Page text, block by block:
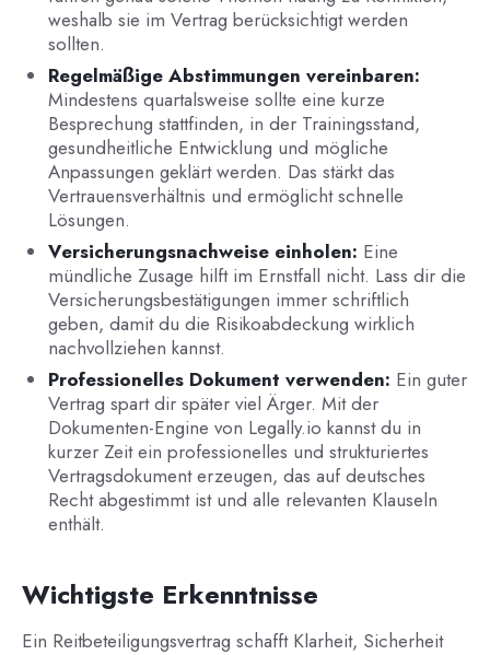
weshalb sie im Vertrag berücksichtigt werden
sollten.
Regelmäßige Abstimmungen vereinbaren:
Mindestens quartalsweise sollte eine kurze
Besprechung stattfinden, in der Trainingsstand,
gesundheitliche Entwicklung und mögliche
Anpassungen geklärt werden. Das stärkt das
Vertrauensverhältnis und ermöglicht schnelle
Lösungen.
Versicherungsnachweise einholen: Eine
mündliche Zusage hilft im Ernstfall nicht. Lass dir die
Versicherungsbestätigungen immer schriftlich
geben, damit du die Risikoabdeckung wirklich
nachvollziehen kannst.
Professionelles Dokument verwenden: Ein guter
Vertrag spart dir später viel Ärger. Mit der
Dokumenten-Engine von Legally.io kannst du in
kurzer Zeit ein professionelles und strukturiertes
Vertragsdokument erzeugen, das auf deutsches
Recht abgestimmt ist und alle relevanten Klauseln
enthält.
Wichtigste Erkenntnisse
Ein Reitbeteiligungsvertrag schafft Klarheit, Sicherheit